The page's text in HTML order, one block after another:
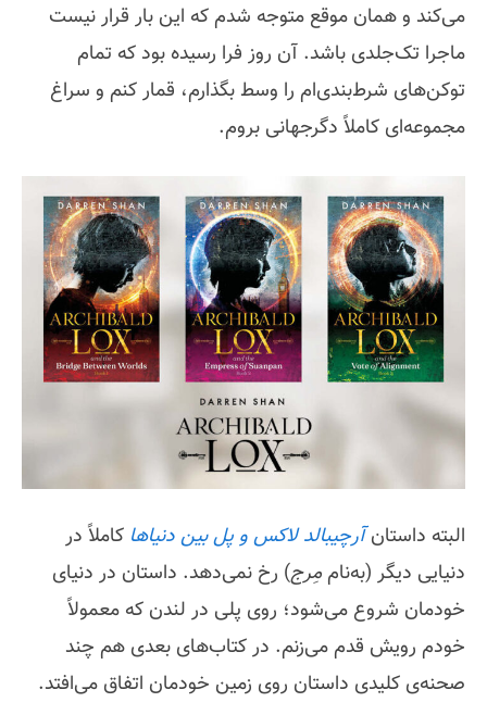
می‌کند و همان موقع متوجه شدم که این بار قرار نیست
ماجرا تک‌جلدی باشد. آن روز فرا رسیده بود که تمام
توکن‌های شرط‌بندی‌ام را وسط بگذارم، قمار کنم و سراغ
مجموعه‌ای کاملاً دگرجهانی بروم.
البته داستان آرچیبالد لاکس و پل بین دنیاها کاملاً در
دنیایی دیگر (به‌نام مِرج) رخ نمی‌دهد. داستان در دنیای
خودمان شروع می‌شود؛ روی پلی در لندن که معمولاً
خودم رویش قدم می‌زنم. در کتاب‌های بعدی هم چند
صحنه‌ی کلیدی داستان روی زمین خودمان اتفاق می‌افتد.